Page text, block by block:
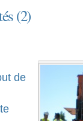
(2)
de